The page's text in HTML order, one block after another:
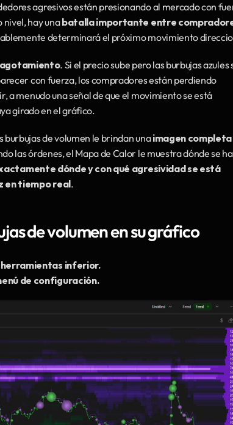
agresivos están presionando al mercado con
nivel, hay una batalla importante entre
determinará el próximo movimiento
agotamiento. Si el precio sube pero las burbujas azules
con fuerza, los compradores están perdiendo
a menudo una señal de que el movimiento se está
girado en el gráfico.
burbujas de volumen le brindan una imagen
las órdenes, el Mapa de Calor le muestra dónde se ha
dónde y con qué agresividad se está
en tiempo real.
de volumen en su gráfico
herramientas inferior.
de configuración.